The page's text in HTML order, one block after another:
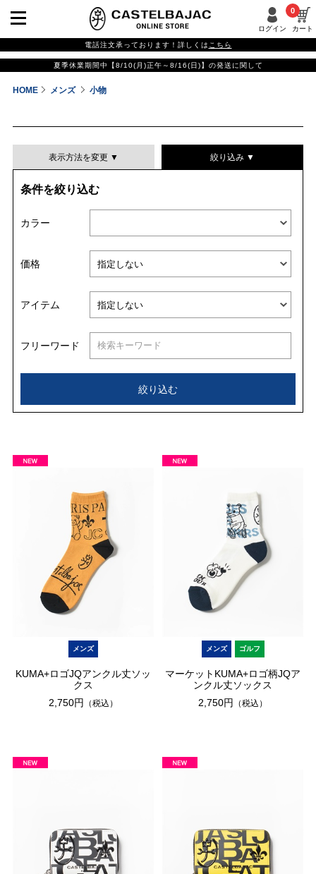
ログイン カート
0
電話注文承っております！詳しくは こちら
夏季休業期間中【8/10(月)正午～8/16(日)】の発送に関して
HOME メンズ 小物
表示方法を変更 ▼
並び替える
絞り込み ▼
条件を絞り込む
カラー
価格
アイテム
フリーワード
絞り込む
メンズ
KUMA+ロゴJQアンクル丈ソッ
クス
2,750円
（税込）
メンズ ゴルフ
マーケットKUMA+ロゴ柄JQア
ンクル丈ソックス
2,750円
（税込）